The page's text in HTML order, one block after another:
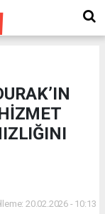
20.02.2026 - 10:13